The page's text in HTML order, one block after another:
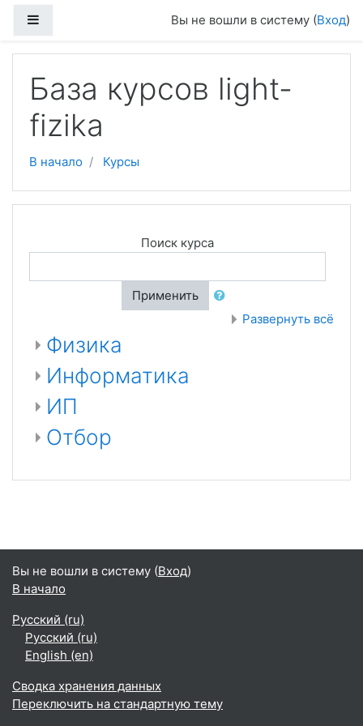
Вы не вошли в систему (Вход)
База курсов light-
fizika
В начало Курсы
Поиск курса
Применить
Развернуть всё
Физика
Информатика
ИП
Отбор
Вы не вошли в систему (Вход)
В начало
Русский ‎(ru)‎
Русский ‎(ru)‎
English ‎(en)‎
Сводка хранения данных
Переключить на стандартную тему